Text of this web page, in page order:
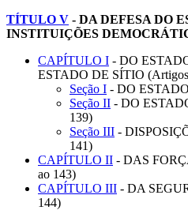
TÍTULO V - DA DEFESA DO
INSTITUIÇÕES
CAPÍTULO I - DO
ESTADO DE SÍTIO
Seção I - DO
Seção II - DO
139)
Seção III -
141)
CAPÍTULO II - DAS
ao 143)
CAPÍTULO III - DA
144)